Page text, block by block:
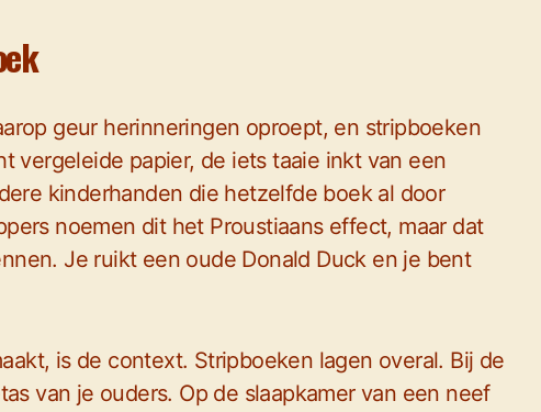
geur herinneringen oproept, en stripboeken
vergeleide papier, de iets taaie inkt van een
kinderhanden die hetzelfde boek al door
noemen dit het Proustiaans effect, maar dat
Je ruikt een oude Donald Duck en je bent
is de context. Stripboeken lagen overal. Bij de
van je ouders. Op de slaapkamer van een neef